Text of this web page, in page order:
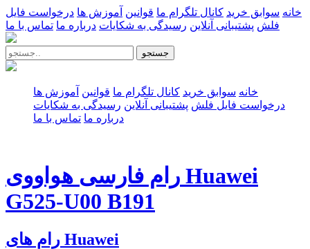
خانه سوابق خرید کانال تلگرام ما قوانین آموزش ها درخواست فایل
فلش پشتیبانی آنلاین رسیدگی به شکایات درباره ما تماس با ما
جستجو
خانه سوابق خرید کانال تلگرام ما قوانین آموزش ها
درخواست فایل فلش پشتیبانی آنلاین رسیدگی به شکایات
درباره ما تماس با ما
رام فارسی هواووی Huawei
G525-U00 B191
رام های Huawei